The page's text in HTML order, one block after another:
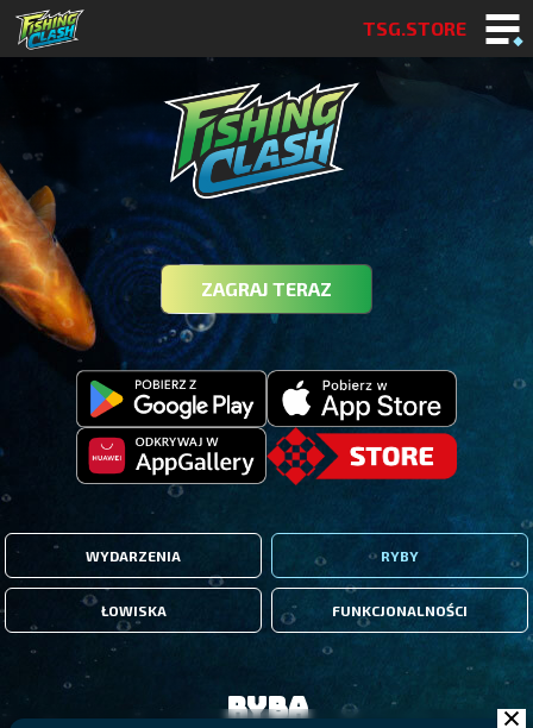
TSG.STORE
ZAGRAJ TERAZ
WYDARZENIA RYBY
ŁOWISKA FUNKCJONALNOŚCI
Ryba